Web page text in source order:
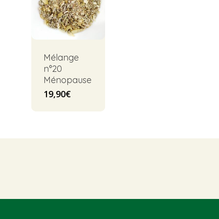
Mélange
n°20
Ménopause
19,90€